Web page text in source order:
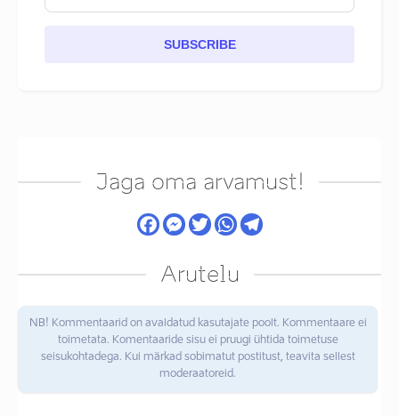
SUBSCRIBE
Jaga oma arvamust!
Arutelu
NB! Kommentaarid on avaldatud kasutajate poolt. Kommentaare ei
toimetata. Komentaaride sisu ei pruugi ühtida toimetuse
seisukohtadega. Kui märkad sobimatut postitust, teavita sellest
moderaatoreid.